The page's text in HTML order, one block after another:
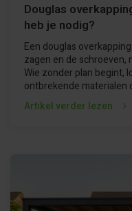
Douglas
heb je nodig?
Een douglas
zagen en de schroeven,
Wie zonder plan begint,
ontbrekende materialen
Artikel verder lezen